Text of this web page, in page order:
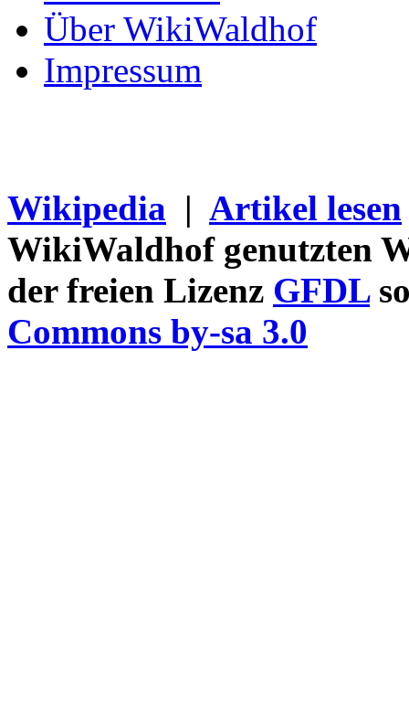
Über WikiWaldhof
Impressum
Wikipedia | Artikel lesen
WikiWaldhof genutzten
der freien Lizenz GFDL
Commons by-sa 3.0